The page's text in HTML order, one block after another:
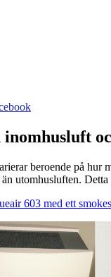
beroende på hur
utomhusluften.
603 med ett